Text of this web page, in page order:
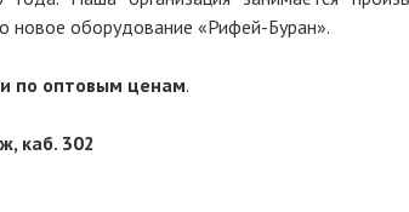
новое оборудование «Рифей-Буран».
по оптовым ценам.
каб. 302